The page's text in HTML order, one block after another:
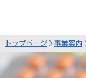
トップページ 事業案内